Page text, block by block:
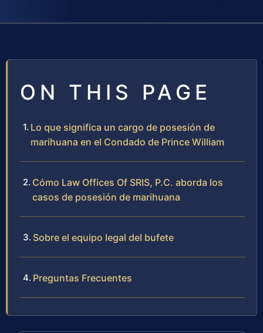
ON THIS PAGE
Lo que significa un cargo de posesión de
marihuana en el Condado de Prince William
Cómo Law Offices Of SRIS, P.C. aborda los
casos de posesión de marihuana
Sobre el equipo legal del bufete
Preguntas Frecuentes